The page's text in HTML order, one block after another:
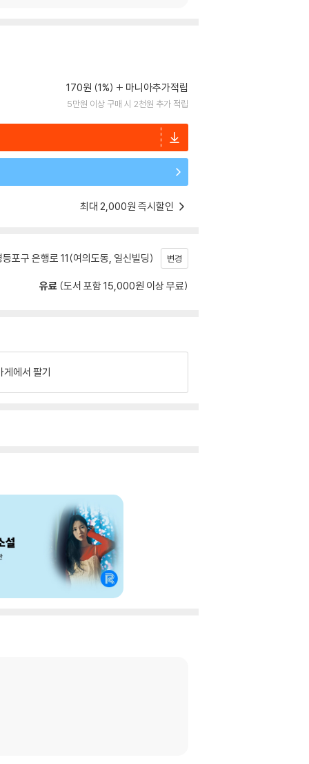
170원 (1%) 마니아추가적립
5만원 이상 구매 시 2천원 추가 적립
최대 2,000원 즉시할인
포구 은행로 11(여의도동, 일신빌딩) 변경
유료 (도서 포함 15,000원 이상 무료)
게에서 팔기